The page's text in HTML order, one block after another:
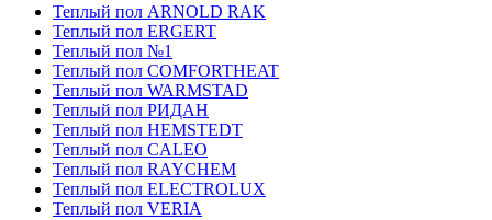
Теплый пол ARNOLD RAK
Теплый пол ERGERT
Теплый пол №1
Теплый пол COMFORTHEAT
Теплый пол WARMSTAD
Теплый пол РИДАН
Теплый пол HEMSTEDT
Теплый пол CALEO
Теплый пол RAYCHEM
Теплый пол ELECTROLUX
Теплый пол VERIA